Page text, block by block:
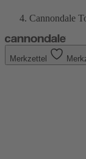
Cannondale
Merkzettel